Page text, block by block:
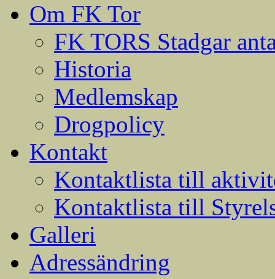
Om FK Tor
FK TORS Stadgar
Historia
Medlemskap
Drogpolicy
Kontakt
Kontaktlista till
Kontaktlista till
Galleri
Adressändring